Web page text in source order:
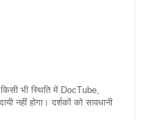
भी स्थिति में DocTube,
नहीं होगा। दर्शकों को सावधानी